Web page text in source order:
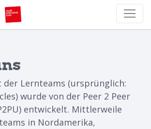
der Lernteams (ursprünglich:
wurde von der Peer 2 Peer
entwickelt. Mittlerweile
in Nordamerika,